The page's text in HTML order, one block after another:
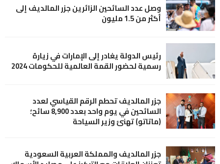
وصل عدد السائحين الزائرين جزر المالديف إلى
أكثر من 1.5 مليون
رئيس الدولة يغادر إلى الإمارات في زيارة
رسمية لحضور القمة العالمية للحكومات 2024
جزر المالديف تحطم الرقم القياسي لعدد
السائحين في يوم واحد بعدد 8,900 سائح؛
(ماتاتو) تهنئ وزير السياحة
جزر المالديف والمملكة العربية السعودية